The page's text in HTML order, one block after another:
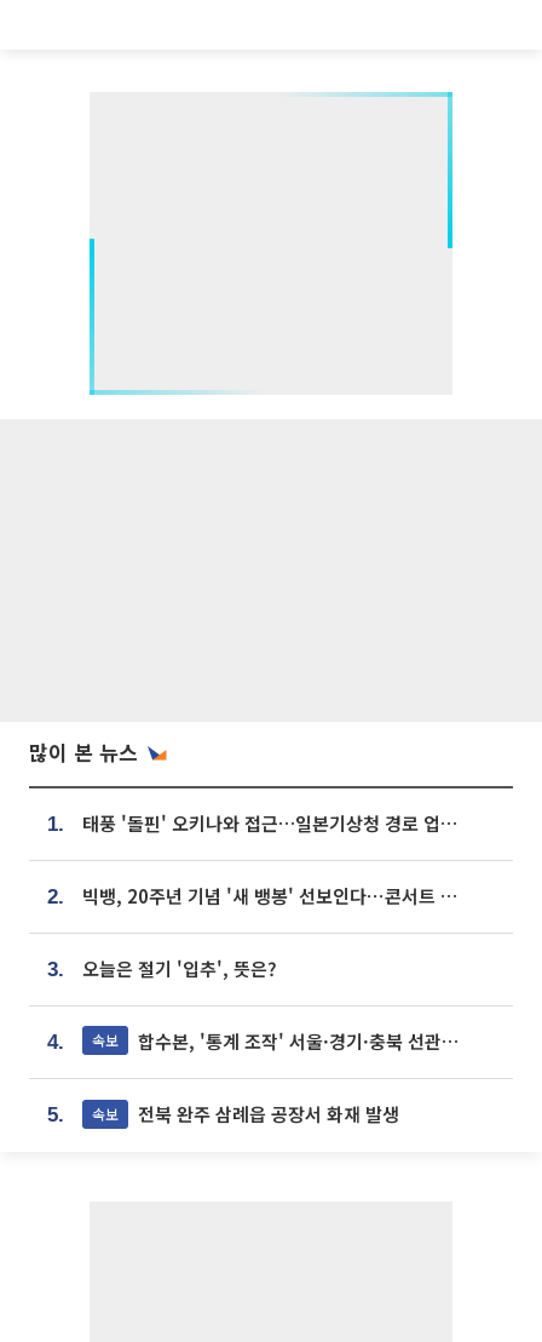
많이 본 뉴스
1. 태풍 '돌핀' 오키나와 접근…일본기상청 경로 업데이트
2. 빅뱅, 20주년 기념 '새 뱅봉' 선보인다⋯콘서트 앞두고 팝업 개최
3. 오늘은 절기 '입추', 뜻은?
4. 속보 합수본, '통계 조작' 서울·경기·충북 선관위 등 추가 압수수색
5. 속보 전북 완주 삼례읍 공장서 화재 발생